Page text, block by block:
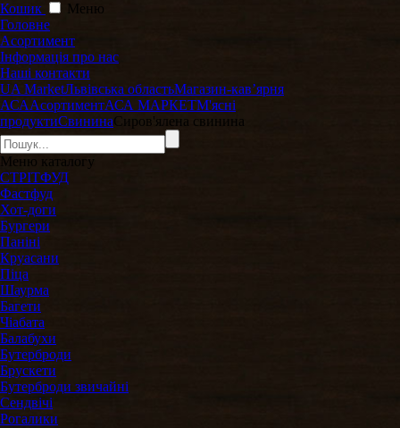
Кошик
Меню
Головне
Асортимент
Інформація про нас
Наші контакти
UA MarketЛьвівська областьМагазин-кавʼярня
АСААсортиментАСА МАРКЕТМ'ясні
продуктиСвининаСиров'ялена свинина
Меню каталогу
СТРІТФУД
Фастфуд
Хот-доги
Бургери
Паніні
Круасани
Піца
Шаурма
Багети
Чіабата
Балабухи
Бутерброди
Брускети
Бутерброди звичайні
Сендвічі
Рогалики